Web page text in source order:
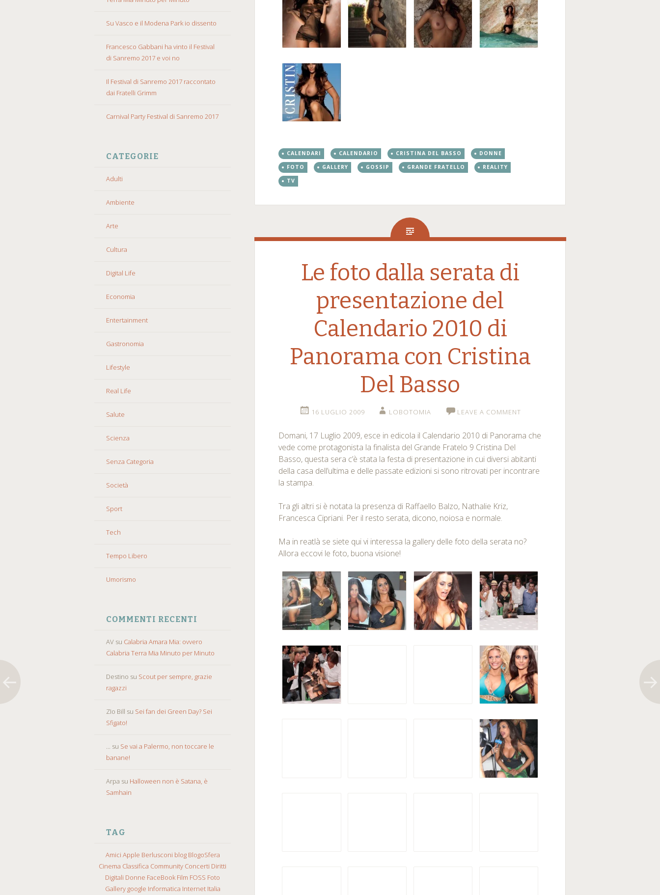
Su Vasco e il Modena Park io dissento
Francesco Gabbani ha vinto il Festival
di Sanremo 2017 e voi no
Il Festival di Sanremo 2017 raccontato
dai Fratelli Grimm
Carnival Party Festival di Sanremo 2017
CATEGORIE
Adulti
Ambiente
Arte
Cultura
Digital Life
Economia
Entertainment
Gastronomia
Lifestyle
Real Life
Salute
Scienza
Senza Categoria
Società
Sport
Tech
Tempo Libero
Umorismo
COMMENTI RECENTI
AV su Calabria Amara Mia: ovvero
Calabria Terra Mia Minuto per Minuto
Destino su Scout per sempre, grazie
ragazzi
ZIo Bill su Sei fan dei Green Day? Sei
Sfigato!
... su Se vai a Palermo, non toccare le
banane!
Arpa su Halloween non è Satana, è
Samhain
TAG
Amici Apple Berlusconi blog BlogoSfera
Cinema Classifica Community Concerti Diritti
Digitali Donne FaceBook Film FOSS Foto
Gallery google Informatica Internet Italia
CALENDARI CALENDARIO CRISTINA DEL BASSO
DONNE
FOTO
GALLERY GOSSIP GRANDE FRATELLO
REALITY
TV
Le foto dalla serata di
presentazione del
Calendario 2010 di
Panorama con Cristina
Del Basso
16 LUGLIO 2009 LOBOTOMIA LEAVE A COMMENT
Domani, 17 Luglio 2009, esce in edicola il Calendario 2010 di Panorama che
vede come protagonista la finalista del Grande Fratelo 9 Cristina Del
Basso, questa sera c’è stata la festa di presentazione in cui diversi abitanti
della casa dell’ultima e delle passate edizioni si sono ritrovati per incontrare
la stampa.
Tra gli altri si è notata la presenza di Raffaello Balzo, Nathalie Kriz,
Francesca Cipriani. Per il resto serata, dicono, noiosa e normale.
Ma in reatlà se siete qui vi interessa la gallery delle foto della serata no?
Allora eccovi le foto, buona visione!